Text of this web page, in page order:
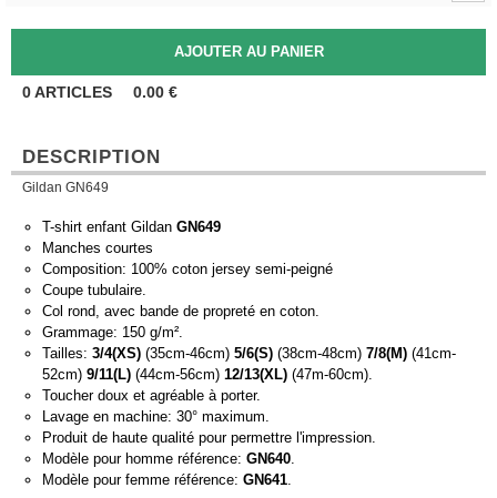
0ARTICLES 0.00 €
DESCRIPTION
Gildan GN649
T-shirt enfant Gildan GN649
Manches courtes
Composition: 100% coton jersey semi-peigné
Coupe tubulaire.
Col rond, avec bande de propreté en coton.
Grammage: 150 g/m².
Tailles: 3/4(XS) (35cm-46cm) 5/6(S) (38cm-48cm) 7/8(M) (41cm-
52cm) 9/11(L) (44cm-56cm) 12/13(XL) (47m-60cm).
Toucher doux et agréable à porter.
Lavage en machine: 30° maximum.
Produit de haute qualité pour permettre l'impression.
Modèle pour homme référence: GN640.
Modèle pour femme référence: GN641.